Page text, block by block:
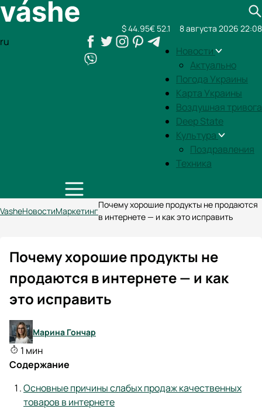
ru
Новости
Актуально
Погода Украины
Карта Украины
Воздушная тривога
Deep State
Культура
Поздравления
Техника
$ 44.95€ 52.1 8 августа 2026 22:08
VasheНовостиМаркетинг
Почему хорошие продукты не продаются
в интернете — и как это исправить
Почему хорошие продукты не
продаются в интернете — и как
это исправить
Марина Гончар
1 мин
Содержание
Основные причины слабых продаж качественных
товаров в интернете